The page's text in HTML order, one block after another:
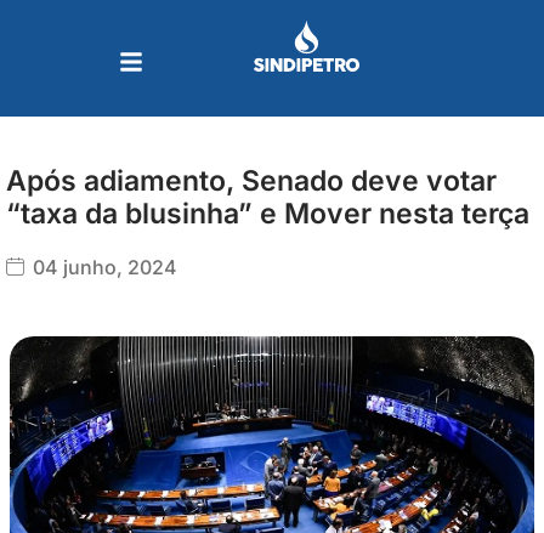
Após adiamento, Senado deve votar
“taxa da blusinha” e Mover nesta terça
04 junho, 2024